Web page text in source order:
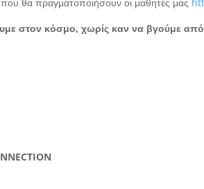
στον κόσμο, χωρίς καν να βγούμε